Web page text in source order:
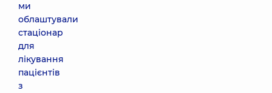
ми
облаштували
стаціонар
для
лікування
пацієнтів
з